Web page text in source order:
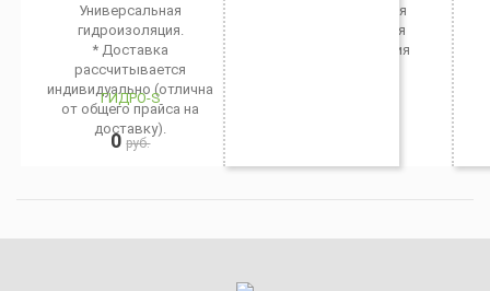
Универсальная
гидроизоляция.
* Доставка
рассчитывается
индивидуально (отлична
от общего прайса на
доставку).
ГИДРО-S
0руб.
Проникающая
бронирующая
гидроизоляция